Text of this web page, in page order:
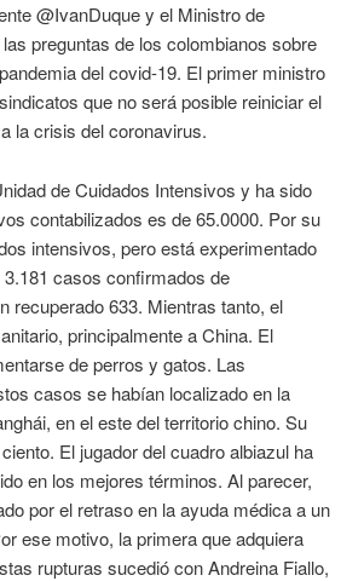
@IvanDuque y el Ministro de
preguntas de los colombianos sobre
del covid-19. El primer ministro
que no será posible reiniciar el
la crisis del coronavirus.
de Cuidados Intensivos y ha sido
contabilizados es de 65.0000. Por su
intensivos, pero está experimentado
casos confirmados de
recuperado 633. Mientras tanto, el
principalmente a China. El
de perros y gatos. Las
casos se habían localizado en la
en el este del territorio chino. Su
El jugador del cuadro albiazul ha
en los mejores términos. Al parecer,
por el retraso en la ayuda médica a un
ese motivo, la primera que adquiera
rupturas sucedió con Andreina Fiallo,